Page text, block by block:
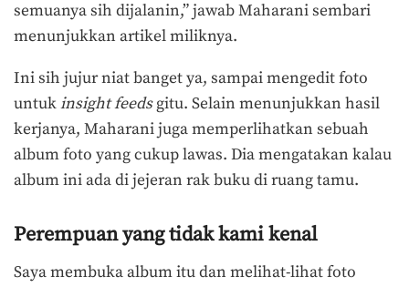
semuanya sih dijalanin,” jawab Maharani sembari
menunjukkan artikel miliknya.
Ini sih jujur niat banget ya, sampai mengedit foto
untukinsight feedsgitu. Selain menunjukkan hasil
kerjanya, Maharani juga memperlihatkan sebuah
album foto yang cukup lawas. Dia mengatakan kalau
album ini ada di jejeran rak buku di ruang tamu.
Perempuan yang tidak kami kenal
Saya membuka album itu dan melihat-lihat foto